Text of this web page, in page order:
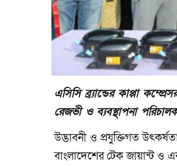
এসিসি ব্র্যান্ডের কাপ্পা
রেজভী ও ব্যবস্থাপনা
উদ্ভাবনী ও প্রযুক্তিগত
বাংলাদেশের টেক জায়ান্ট ও